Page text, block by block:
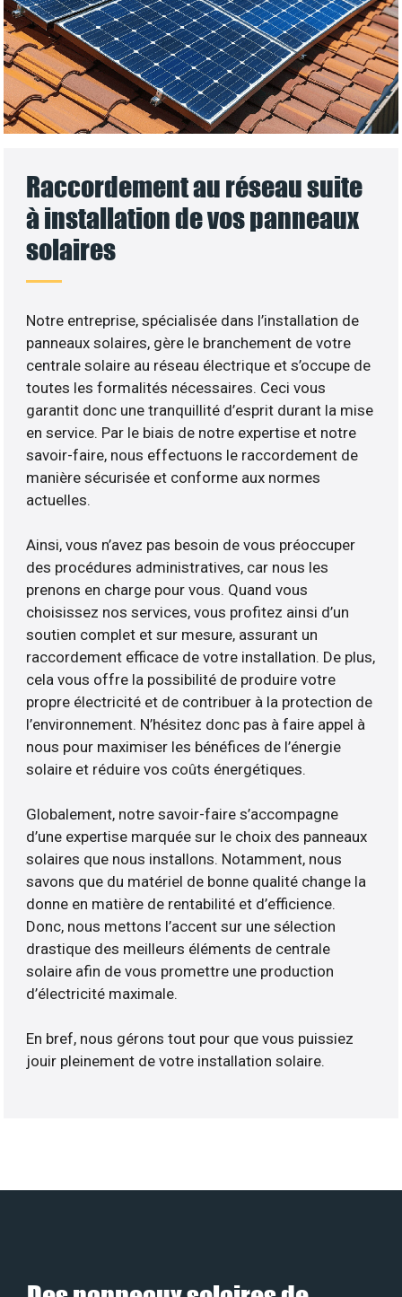
Raccordement au réseau suite
à installation de vos panneaux
solaires
Notre entreprise, spécialisée dans l’installation de
panneaux solaires, gère le branchement de votre
centrale solaire au réseau électrique et s’occupe de
toutes les formalités nécessaires. Ceci vous
garantit donc une tranquillité d’esprit durant la mise
en service. Par le biais de notre expertise et notre
savoir-faire, nous effectuons le raccordement de
manière sécurisée et conforme aux normes
actuelles.
Ainsi, vous n’avez pas besoin de vous préoccuper
des procédures administratives, car nous les
prenons en charge pour vous. Quand vous
choisissez nos services, vous profitez ainsi d’un
soutien complet et sur mesure, assurant un
raccordement efficace de votre installation. De plus,
cela vous offre la possibilité de produire votre
propre électricité et de contribuer à la protection de
l’environnement. N’hésitez donc pas à faire appel à
nous pour maximiser les bénéfices de l’énergie
solaire et réduire vos coûts énergétiques.
Globalement, notre savoir-faire s’accompagne
d’une expertise marquée sur le choix des panneaux
solaires que nous installons. Notamment, nous
savons que du matériel de bonne qualité change la
donne en matière de rentabilité et d’efficience.
Donc, nous mettons l’accent sur une sélection
drastique des meilleurs éléments de centrale
solaire afin de vous promettre une production
d’électricité maximale.
En bref, nous gérons tout pour que vous puissiez
jouir pleinement de votre installation solaire.